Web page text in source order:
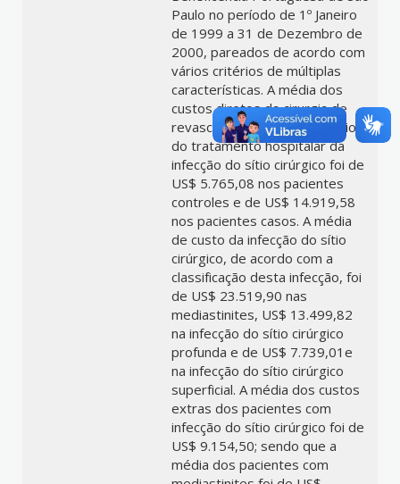
Paulo no período de 1º Janeiro
de 1999 a 31 de Dezembro de
2000, pareados de acordo com
vários critérios de múltiplas
características. A média dos
custos diretos da cirurgia de
revascularização do miocárdio e
do tratamento hospitalar da
infecção do sítio cirúrgico foi de
US$ 5.765,08 nos pacientes
controles e de US$ 14.919,58
nos pacientes casos. A média
de custo da infecção do sítio
cirúrgico, de acordo com a
classificação desta infecção, foi
de US$ 23.519,90 nas
mediastinites, US$ 13.499,82
na infecção do sítio cirúrgico
profunda e de US$ 7.739,01e
na infecção do sítio cirúrgico
superficial. A média dos custos
extras dos pacientes com
infecção do sítio cirúrgico foi de
US$ 9.154,50; sendo que a
média dos pacientes com